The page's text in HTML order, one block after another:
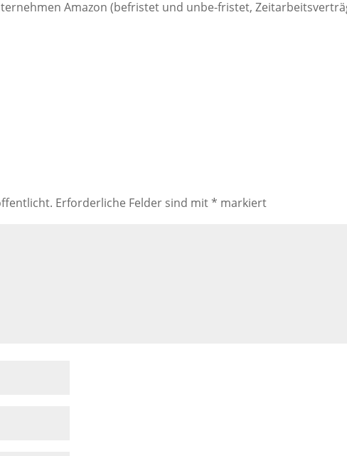
Amazon (befristet und unbe-fristet,
Erforderliche Felder sind mit* markiert